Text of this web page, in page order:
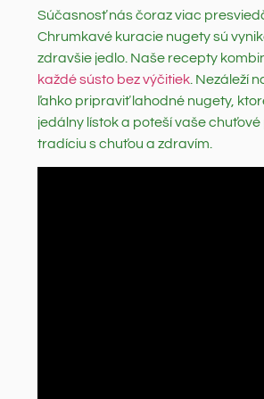
Súčasnosť nás čoraz viac
Chrumkavé kuracie nugety sú
zdravšie jedlo. Naše recepty
každé sústo bez výčitiek . Nezáleží
ľahko pripraviť lahodné nugety,
jedálny lístok a poteší vaše
tradíciu s chuťou a zdravím.